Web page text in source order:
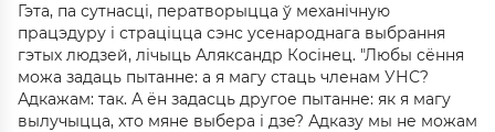
Гэта, па сутнасці, ператворыцца ў механічную
працэдуру і страціцца сэнс усенароднага выбрання
гэтых людзей, лічыць Аляксандр Косінец. "Любы сёння
можа задаць пытанне: а я магу стаць членам УНС?
Адкажам: так. А ён задасць другое пытанне: як я магу
вылучыцца, хто мяне выбера і дзе? Адказу мы не можам